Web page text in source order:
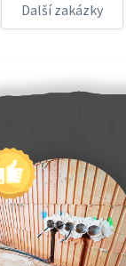
Další zakázky